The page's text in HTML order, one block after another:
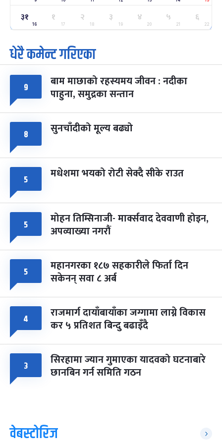
२५
मंगल
ग्याल्पो ल्होसार
फाल्गुन २५, २०८३ Mar 9, 2027
७ महिना बाँकी
७
आइत
पूर्णिमा व्रत
चैत्र ७, २०८३-Mar 21, 2027
८ फागुपूर्णिमा
चैत्र ८, २०८३-Mar 22, 2027
७ महिना बाँकी
३१
16
१
17
२
18
३
19
४
20
५
21
६
22
धेरै कमेन्ट गरिएका
९ बाम माछाको रहस्यमय जीवन : नदीका
पाहुना, समुद्रका सन्तान
८ सुनचाँदीको मूल्य बढ्यो
५ मधेशमा भयको रोटी सेक्दै सीके राउत
५ मोहन तिम्सिनाजी- मार्क्सवाद देववाणी होइन,
अपव्याख्या नगरौं
५ महानगरका १८७ सहकारीले फिर्ता दिन
सकेनन् सवा ८ अर्ब
४ राजमार्ग दायाँबायाँका जग्गामा लाग्ने विकास
कर ५ प्रतिशत बिन्दु बढाइँदै
३ सिरहामा ज्यान गुमाएका यादवको घटनाबारे
छानबिन गर्न समिति गठन
वेबस्टोरिज